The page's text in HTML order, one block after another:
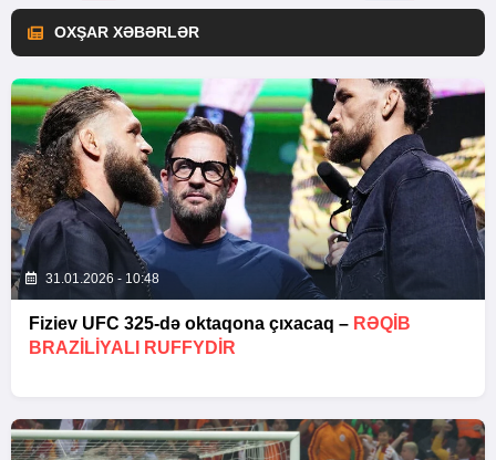
OXŞAR XƏBƏRLƏR
31.01.2026 - 10:48
Fiziev UFC 325-də oktaqona çıxacaq – RƏQIB
BRAZILIYALI RUFFYDIR